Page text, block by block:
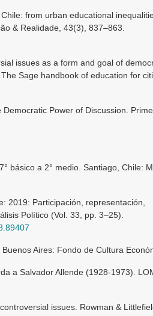
from urban educational
& Realidade, 43(3), 837–863.
issues as a form and goal of
Sage handbook of education for
Power of Discussion.
básico a 2° medio. Santiago, Chile:
2019: Participación, representación,
Político (Vol. 33, pp. 3–25).
Aires: Fondo de Cultura
a Salvador Allende (1928-1973).
issues. Rowman &